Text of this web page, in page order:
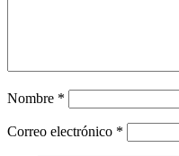
Nombre *
Correo electrónico *